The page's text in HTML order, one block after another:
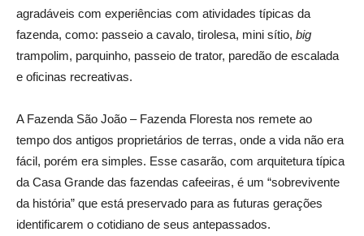
agradáveis com experiências com atividades típicas da
fazenda, como: passeio a cavalo, tirolesa, mini sítio, big
trampolim, parquinho, passeio de trator, paredão de escalada
e oficinas recreativas.
A Fazenda São João – Fazenda Floresta nos remete ao
tempo dos antigos proprietários de terras, onde a vida não era
fácil, porém era simples. Esse casarão, com arquitetura típica
da Casa Grande das fazendas cafeeiras, é um “sobrevivente
da história” que está preservado para as futuras gerações
identificarem o cotidiano de seus antepassados.